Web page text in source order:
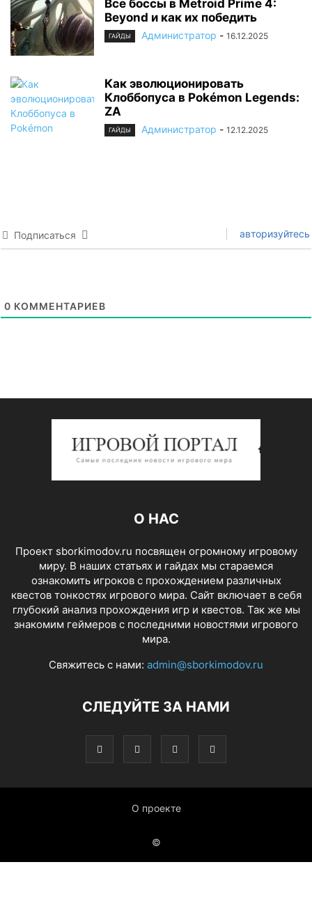
Все боссы в Metroid Prime 4:
Beyond и как их победить
ГАЙДЫ Администратор - 16.12.2025
Как эволюционировать
Клоббопуса в Pokémon Legends:
ZA
ГАЙДЫ Администратор - 12.12.2025
Подписаться авторизуйтесь
0 КОММЕНТАРИЕВ
О НАС
Проект sborkimodov.ru посвящен огромному игровому
миру. В наших статьях и гайдах мы стараемся
ознакомить игроков с прохождением различных
квестов тонкостях игрового мира. Сайт включает в себя
глубокий анализ прохождения игр и квестов. Так же мы
знакомим геймеров с последними новостями игрового
мира.
Свяжитесь с нами: admin@sborkimodov.ru
СЛЕДУЙТЕ ЗА НАМИ
О проекте
©